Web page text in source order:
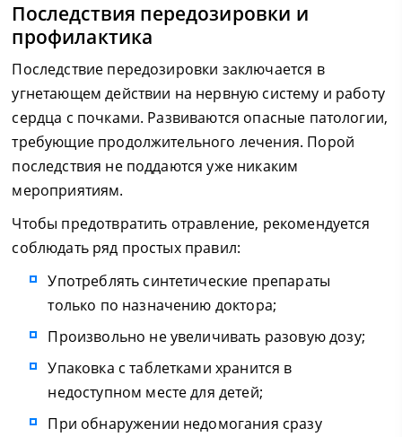
Последствия передозировки и
профилактика
Последствие передозировки заключается в
угнетающем действии на нервную систему и работу
сердца с почками. Развиваются опасные патологии,
требующие продолжительного лечения. Порой
последствия не поддаются уже никаким
мероприятиям.
Чтобы предотвратить отравление, рекомендуется
соблюдать ряд простых правил:
Употреблять синтетические препараты
только по назначению доктора;
Произвольно не увеличивать разовую дозу;
Упаковка с таблетками хранится в
недоступном месте для детей;
При обнаружении недомогания сразу